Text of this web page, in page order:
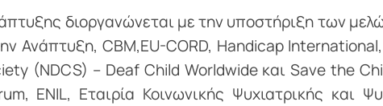
διοργανώνεται με την υποστήριξη των
Ανάπτυξη, CBM,EU-CORD, Handicap
(NDCS) – Deaf Child Worldwide και Save the
ENIL, Εταιρία Κοινωνικής Ψυχιατρικής και